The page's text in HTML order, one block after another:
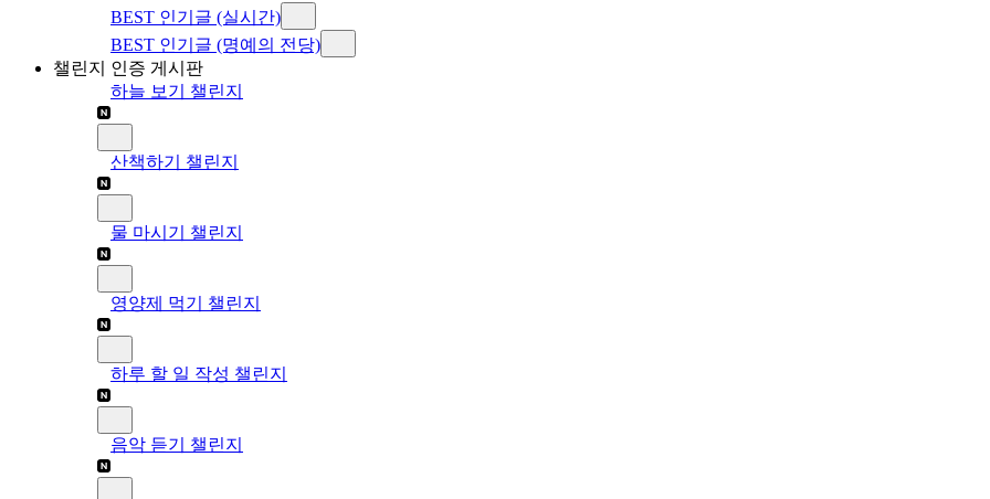
BEST 인기글 (실시간)
BEST 인기글 (명예의 전당)
챌린지 인증 게시판
하늘 보기 챌린지
산책하기 챌린지
물 마시기 챌린지
영양제 먹기 챌린지
하루 할 일 작성 챌린지
음악 듣기 챌린지